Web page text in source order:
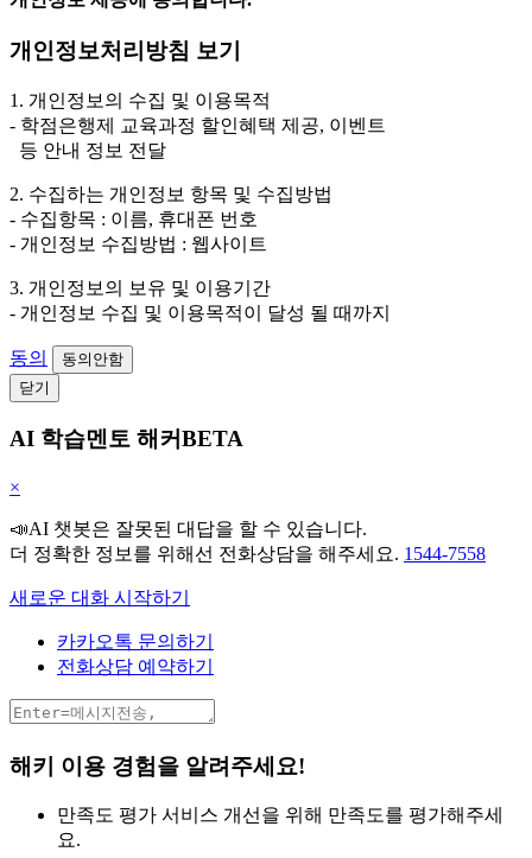
개인정보처리방침 보기
1. 개인정보의 수집 및 이용목적
- 학점은행제 교육과정 할인혜택 제공, 이벤트
등 안내 정보 전달
2. 수집하는 개인정보 항목 및 수집방법
- 수집항목 : 이름, 휴대폰 번호
- 개인정보 수집방법 : 웹사이트
3. 개인정보의 보유 및 이용기간
- 개인정보 수집 및 이용목적이 달성 될 때까지
동의
동의안함
닫기
AI 학습멘토 해커BETA
×
📣AI 챗봇은 잘못된 대답을 할 수 있습니다.
더 정확한 정보를 위해선 전화상담을 해주세요. 1544-7558
새로운 대화 시작하기
카카오톡 문의하기
전화상담 예약하기
해키 이용 경험을 알려주세요!
만족도 평가 서비스 개선을 위해 만족도를 평가해주세
요.